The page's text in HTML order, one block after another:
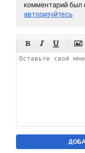
комментарий был
авторизуйтесь
   